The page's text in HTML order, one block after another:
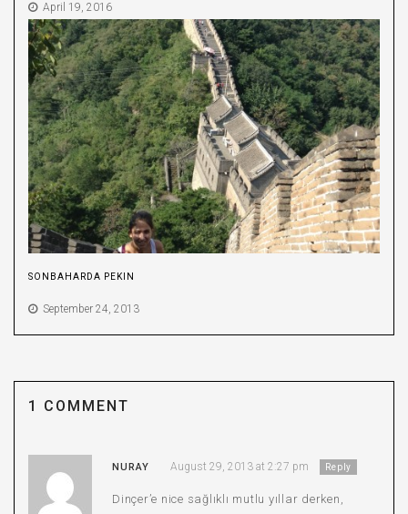
April 19, 2016
SONBAHARDA PEKIN
September 24, 2013
1 COMMENT
NURAY August 29, 2013 at 2:27 pm Reply
Dinçer’e nice sağlıklı mutlu yıllar derken,